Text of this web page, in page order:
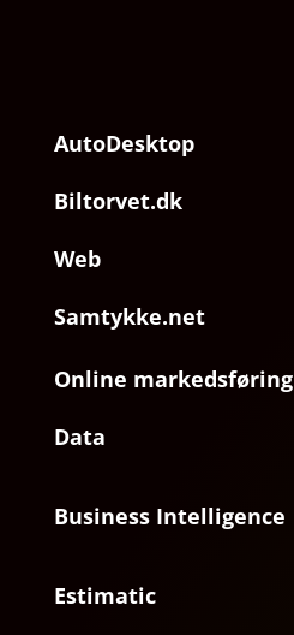
AutoDesktop
Biltorvet.dk
Web
Samtykke.net
Online markedsføring
Data
Business Intelligence
Estimatic